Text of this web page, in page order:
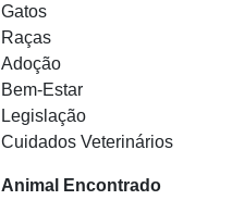
Gatos
Raças
Adoção
Bem-Estar
Legislação
Cuidados Veterinários
Animal Encontrado